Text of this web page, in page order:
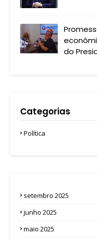
do
Categorias
Política
setembro 2025
junho 2025
maio 2025